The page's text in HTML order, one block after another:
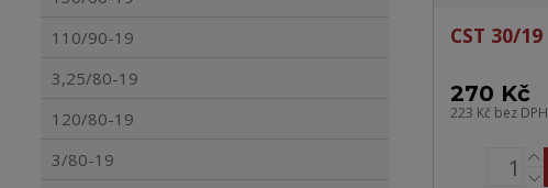
CST 30/19
270 Kč
223 Kč bez DPH
110/90-19
3,25/80-19
120/80-19
3/80-19